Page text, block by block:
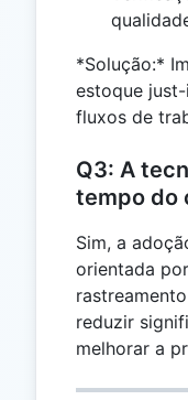
*Solução:*
estoque
fluxos de
Q3: A
tempo do
Sim, a
orientada
reduzir
melhorar a